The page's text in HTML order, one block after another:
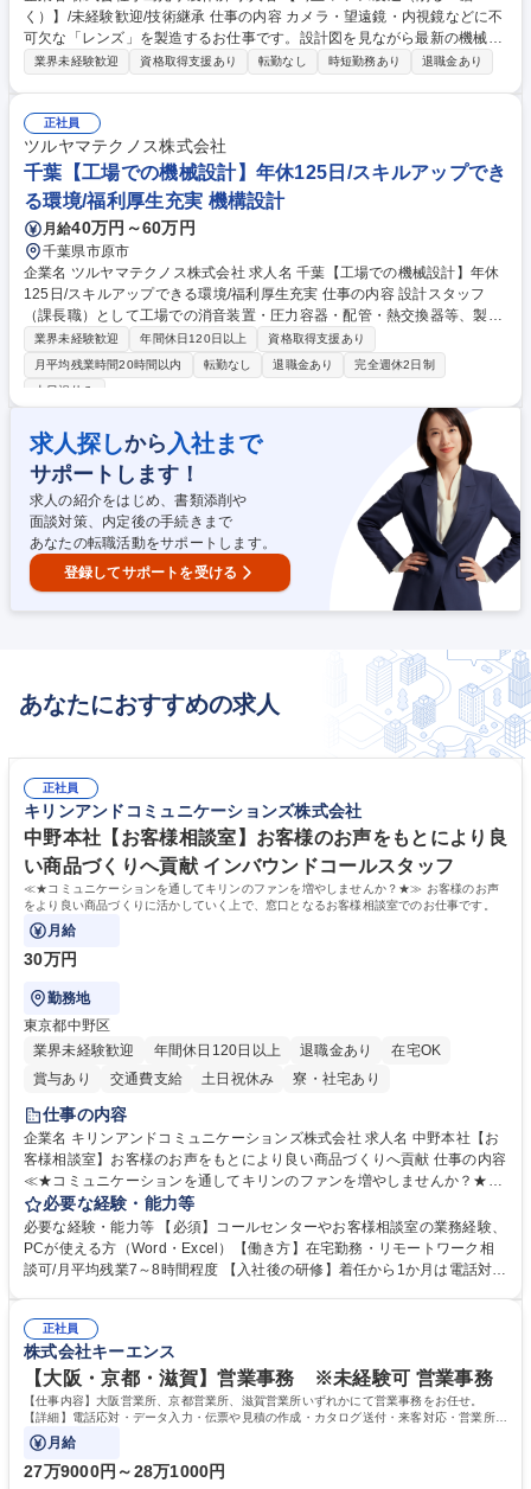
く）】/未経験歓迎/技術継承 仕事の内容 カメラ・望遠鏡・内視鏡などに不
可欠な「レンズ」を製造するお仕事です。設計図を見ながら最新の機械を
使って削ったり、磨いたりする作業が中心で、ものづくりが好きな方、探
いただきます。数値を見たり図面を確認しながら、実際に形を作り上げて
いく作業です。入社後は簡単な作業からスタートし、適性を見ながら1課
か2課のどちらかに配属を決定します。単純作業ではなく、試行錯誤しな
がら探究心を持って取り組める環境です。数値分析や形を描くことが好き
な方に向いている職種です。 募集職種 【埼玉/レンズ製造（削る・磨
く）】/未経験歓迎/技術継承
業界未経験歓迎 資格取得支援あり 転勤なし 時短勤務あり 退職金あり
正社員
ツルヤマテクノス株式会社
千葉【工場での機械設計】年休125日/スキルアップでき
る環境/福利厚生充実 機構設計
月給40万円～60万円
千葉県市原市
企業名 ツルヤマテクノス株式会社 求人名 千葉【工場での機械設計】年休
125日/スキルアップできる環境/福利厚生充実 仕事の内容 設計スタッフ
（課長職）として工場での消音装置・圧力容器・配管・熱交換器等、製
造・機械設計をお任せいたします。 製造期間は1ヶ月～1年、3～5案件を
並行担当します。 【具体的には…】■受注工事の大枠設計を確認。その
後、お客様からいただいた元図を参照し、製品詳細を設計 ■材料を切断・
承認後、製造材料を発注 ■届いた材料の品質チェック ■製造工程・完成・
納品と管理 ■業務の変更の範囲：当社業務全般 募集職種 千葉【工場での
機械設計】年休125日/スキルアップできる環境/福利厚生充実
業界未経験歓迎 年間休日120日以上
資格取得支援あり
月平均残業時間20時間以内
転勤なし 退職金あり
完全週休2日制
土日祝休み
求人探しから 入社まで
サポートします！
求人の紹介をはじめ、書類添削や
面談対策、内定後の手続きまで
あなたの転職活動をサポートします。
登録してサポートを受ける
あなたにおすすめの求人
正社員
キリンアンドコミュニケーションズ株式会社
中野本社【お客様相談室】お客様のお声をもとにより良
い商品づくりへ貢献 インバウンドコールスタッフ
≪★コミュニケーションを通してキリンのファンを増やしませんか？★≫ お客様のお声
をより良い商品づくりに活かしていく上で、窓口となるお客様相談室でのお仕事です。
月給
30万円
勤務地
東京都中野区
業界未経験歓迎
年間休日120日以上 退職金あり
在宅OK
賞与あり
交通費支給 土日祝休み 寮・社宅あり
仕事の内容
企業名 キリンアンドコミュニケーションズ株式会社 求人名 中野本社【お
客様相談室】お客様のお声をもとにより良い商品づくりへ貢献 仕事の内容
≪★コミュニケーションを通してキリンのファンを増やしませんか？★≫
お客様のお声をより良い商品づくりに活かしていく上で、窓口となるお客
様相談室でのお仕事です。 日々お客様からいただくキリングループへのご
意見を、企業活動に活かしています。お客様からの声に迅速かつ誠意をも
って対応、情報提供するとともにグループ内活動に反映しています。 【具
平均100件前後■メール・手紙：同上40件前後 募集職種 中野本社【お客様
相談室】お客様のお声をもとにより良い商品づくりへ貢献
必要な経験・能力等
必要な経験・能力等 【必須】コールセンターやお客様相談室の業務経験、
PCが使える方（Word・Excel）【働き方】在宅勤務・リモートワーク相
談可/月平均残業7～8時間程度 【入社後の研修】着任から1か月は電話対応
すのでご安心ください。 【当社について】キリングループの広報機能を担
う会社として、お客様との出会いを大切にし、磨き上げたホスピタリティ
を込めてコミュニケーションをとりながら広報関連業務を行っておりま
す。 学歴・資格 学歴：大学院 大学 高専 短大 専修学校 高校 語学力： 資
格：
正社員
株式会社キーエンス
【大阪・京都・滋賀】営業事務 ※未経験可 営業事務
【仕事内容】大阪営業所、京都営業所、滋賀営業所いずれかにて営業事務をお任せ。
【詳細】電話応対・データ入力・伝票や見積の作成・カタログ送付・来客対応・営業所内
で発生する事務業務や業務改善をお任せ。
月給
27万9000円～28万1000円